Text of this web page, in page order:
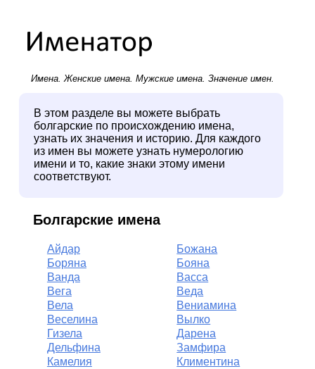
Имена.Женские имена. Мужские имена. Значение имен.
В этом разделе вы можете выбрать
болгарские по происхождению имена,
узнать их значения и историю. Для каждого
из имен вы можете узнать нумерологию
имени и то, какие знаки этому имени
соответствуют.
Болгарские имена
Айдар
Божана
Боряна
Бояна
Ванда
Васса
Вега
Веда
Вела
Вениамина
Веселина
Вылко
Гизела
Дарена
Дельфина
Замфира
Камелия
Климентина